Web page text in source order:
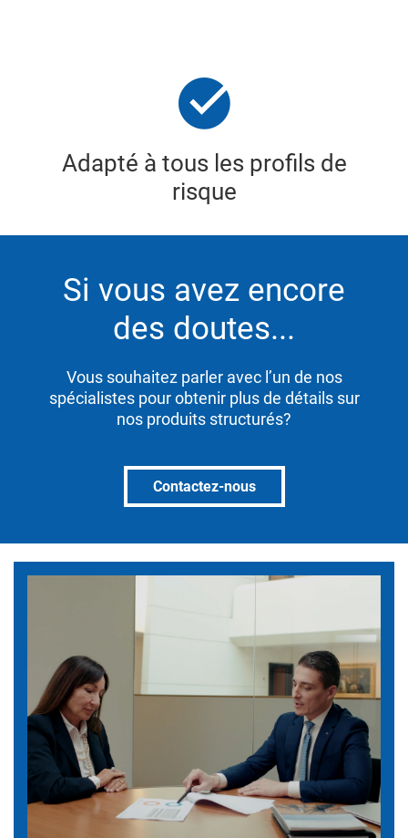
Adapté à tous les profils de
risque
Si vous avez encore
des doutes...
Vous souhaitez parler avec l’un de nos
spécialistes pour obtenir plus de détails sur
nos produits structurés?
Contactez-nous